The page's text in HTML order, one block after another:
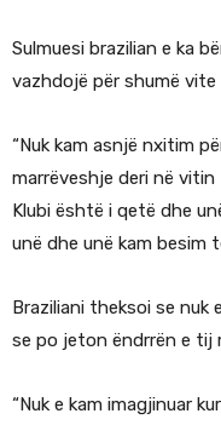
Sulmuesi brazilian e ka
vazhdojë për shumë vite
“Nuk kam asnjë nxitim
marrëveshje deri në
Klubi është i qetë dhe
unë dhe unë kam besim
Braziliani theksoi se
se po jeton ëndrrën e tij
“Nuk e kam imagjinuar